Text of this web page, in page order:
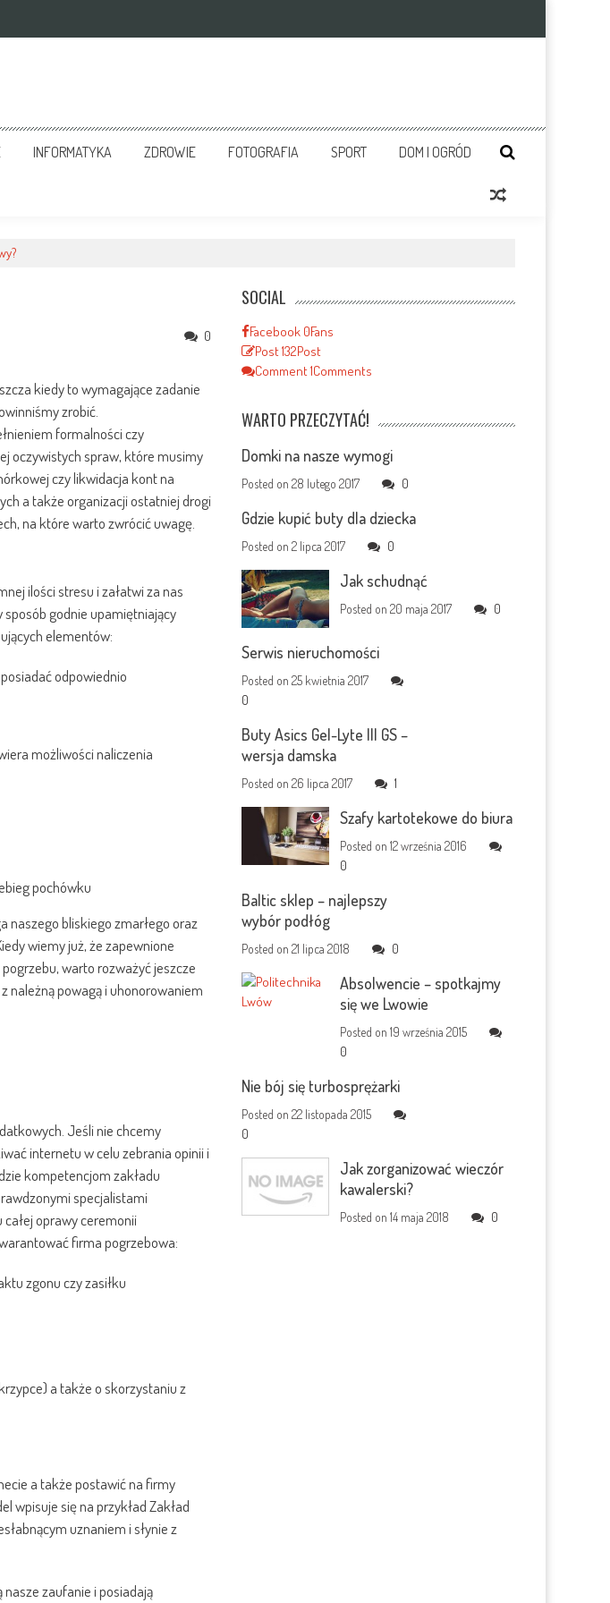
INFORMATYKA ZDROWIE FOTOGRAFIA SPORT DOM I OGRÓD
0
kiedy to wymagające zadanie
zrobić.
formalności czy
oczywistych spraw, które musimy
czy likwidacja kont na
a także organizacji ostatniej drogi
na które warto zwrócić uwagę.
ilości stresu i załatwi za nas
godnie upamiętniający
elementów:
odpowiednio
możliwości naliczenia
pochówku
naszego bliskiego zmarłego oraz
wiemy już, że zapewnione
warto rozważyć jeszcze
należną powagą i uhonorowaniem
Jeśli nie chcemy
internetu w celu zebrania opinii i
kompetencjom zakładu
specjalistami
oprawy ceremonii
firma pogrzebowa:
zgonu czy zasiłku
a także o skorzystaniu z
a także postawić na firmy
wpisuje się na przykład Zakład
uznaniem i słynie z
zaufanie i posiadają
SOCIAL
Facebook 0Fans
Post132Post
Comment1Comments
WARTO PRZECZYTAĆ!
Domki na nasze wymogi
Posted on28 lutego 2017 0
Gdzie kupić buty dla dziecka
Posted on2 lipca 2017 0
Jak schudnąć
Posted on20 maja 2017 0
Serwis nieruchomości
Posted on25 kwietnia 2017
0
Buty Asics Gel-Lyte III GS –
wersja damska
Posted on26 lipca 2017 1
Szafy kartotekowe do biura
Posted on12 września 2016
0
Baltic sklep – najlepszy
wybór podłóg
Posted on21 lipca 2018 0
Absolwencie – spotkajmy
się we Lwowie
Posted on19 września 2015
0
Nie bój się turbosprężarki
Posted on22 listopada 2015
0
Jak zorganizować wieczór
kawalerski?
Posted on14 maja 2018 0